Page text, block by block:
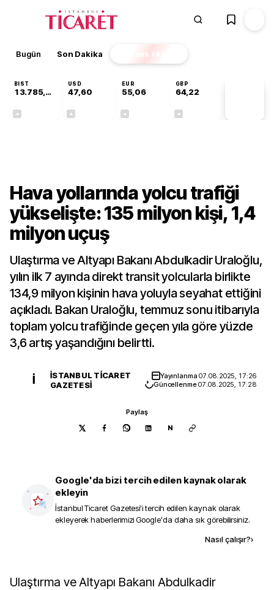
Bugün Son Dakika Finans EKSTRA
BIST
13.785,93
USD
47,60
EUR
55,06
GBP
64,22
Hava yollarında yolcu trafiği
yükselişte: 135 milyon kişi, 1,4
milyon uçuş
Ulaştırma ve Altyapı Bakanı Abdulkadir Uraloğlu,
yılın ilk 7 ayında direkt transit yolcularla birlikte
134,9 milyon kişinin hava yoluyla seyahat ettiğini
açıkladı. Bakan Uraloğlu, temmuz sonu itibarıyla
toplam yolcu trafiğinde geçen yıla göre yüzde
3,6 artış yaşandığını belirtti.
İ
İSTANBUL TICARET
GAZETESI
Yayınlanma07.08.2025, 17:26
Güncellenme07.08.2025, 17:28
Paylaş
N
Google'da bizi tercih edilen kaynak olarak
ekleyin
İstanbul Ticaret Gazetesi'i tercih edilen kaynak olarak
ekleyerek haberlerimizi Google'da daha sık görebilirsiniz.
Nasıl çalışır?›
Ulaştırma ve Altyapı Bakanı Abdulkadir